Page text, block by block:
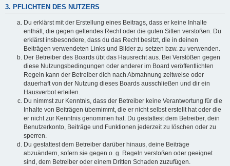
3. PFLICHTEN DES NUTZERS
Du erklärst mit der Erstellung eines Beitrags, dass er keine Inhalte
enthält, die gegen geltendes Recht oder die guten Sitten verstoßen. Du
erklärst insbesondere, dass du das Recht besitzt, die in deinen
Beiträgen verwendeten Links und Bilder zu setzen bzw. zu verwenden.
Der Betreiber des Boards übt das Hausrecht aus. Bei Verstößen gegen
diese Nutzungsbedingungen oder anderer im Board veröffentlichten
Regeln kann der Betreiber dich nach Abmahnung zeitweise oder
dauerhaft von der Nutzung dieses Boards ausschließen und dir ein
Hausverbot erteilen.
Du nimmst zur Kenntnis, dass der Betreiber keine Verantwortung für die
Inhalte von Beiträgen übernimmt, die er nicht selbst erstellt hat oder die
er nicht zur Kenntnis genommen hat. Du gestattest dem Betreiber, dein
Benutzerkonto, Beiträge und Funktionen jederzeit zu löschen oder zu
sperren.
Du gestattest dem Betreiber darüber hinaus, deine Beiträge
abzuändern, sofern sie gegen o. g. Regeln verstoßen oder geeignet
sind, dem Betreiber oder einem Dritten Schaden zuzufügen.